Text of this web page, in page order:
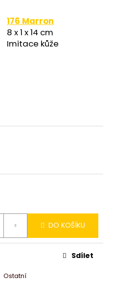
176 Marron
8 x 1 x 14 cm
Imitace kůže
DO KOŠÍKU
Ostatní
Sdílet